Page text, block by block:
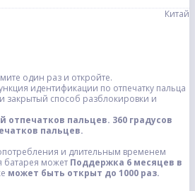
Китай
один раз и откройте.
идентификации по отпечатку пальца
закрытый способ разблокировки и
отпечатков пальцев. 360 градусов
пальцев.
и длительным временем
батарея может Поддержка 6 месяцев в
может быть открыт до 1000 раз.